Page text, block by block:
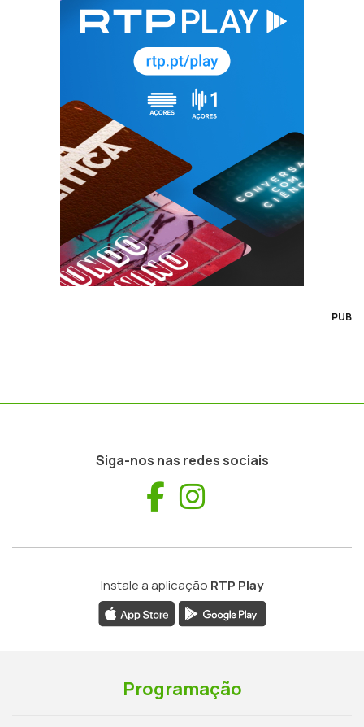
PUB
Siga-nos nas redes sociais
Facebook
Instale a aplicação RTP Play
Programação